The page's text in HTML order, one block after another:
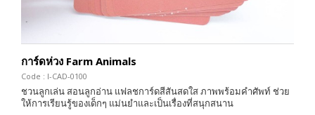
การ์ดห่วง Farm Animals
Code : I-CAD-0100
ชวนลูกเล่น สอนลูกอ่าน แฟลชการ์ดสีสันสดใส ภาพพร้อมคำศัพท์ ช่วย
ให้การเรียนรู้ของเด็กๆ แม่นยำและเป็นเรื่องที่สนุกสนาน